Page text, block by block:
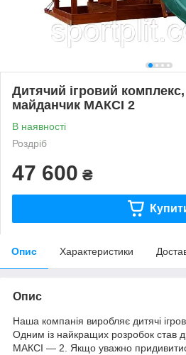
Дитячий ігровий
майданчик МАКСІ 2
В наявності
Роздріб
47 600 ₴
Опис Характеристики
Опис
Наша компанія виробляє дитячі
Одним із найкращих розробок став
МАКСІ — 2. Якщо уважно